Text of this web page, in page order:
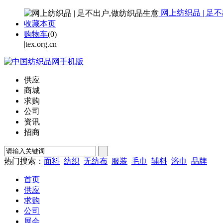
网上纺织品 | 足
收藏本页
购物车(0)
|tex.org.cn
供应
商城
求购
公司
资讯
招商
热门搜索： 面料 纺织 无纺布 服装 毛巾 辅料 浴巾 品牌
首页
供应
求购
公司